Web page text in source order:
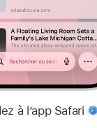
à l’app Safari